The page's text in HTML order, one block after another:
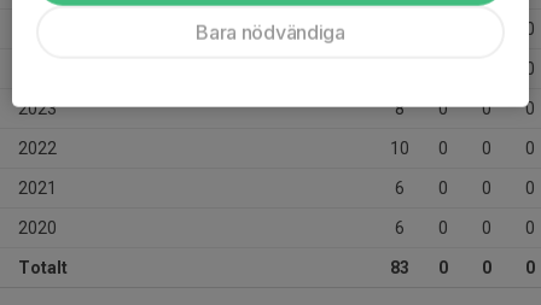
0
0
2023 8 0 0 0
2022 10 0 0 0
2021 6 0 0 0
2020 6 0 0 0
Totalt 83 0 0 0
Bara nödvändiga